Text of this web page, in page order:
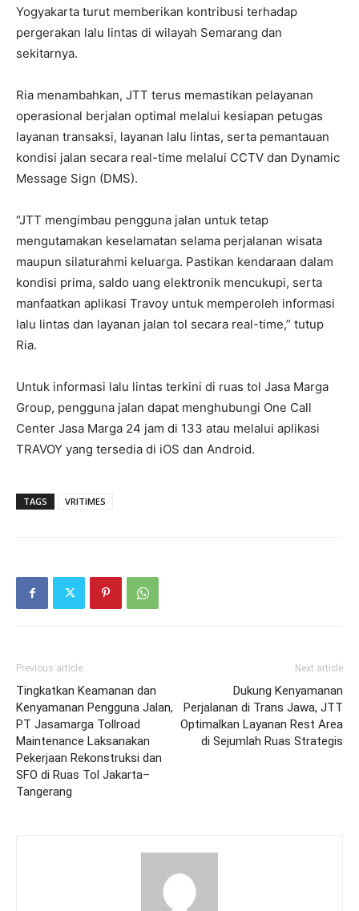
Yogyakarta turut memberikan kontribusi terhadap
pergerakan lalu lintas di wilayah Semarang dan
sekitarnya.
Ria menambahkan, JTT terus memastikan pelayanan
operasional berjalan optimal melalui kesiapan petugas
layanan transaksi, layanan lalu lintas, serta pemantauan
kondisi jalan secara real-time melalui CCTV dan Dynamic
Message Sign (DMS).
“JTT mengimbau pengguna jalan untuk tetap
mengutamakan keselamatan selama perjalanan wisata
maupun silaturahmi keluarga. Pastikan kendaraan dalam
kondisi prima, saldo uang elektronik mencukupi, serta
manfaatkan aplikasi Travoy untuk memperoleh informasi
lalu lintas dan layanan jalan tol secara real-time,” tutup
Ria.
Untuk informasi lalu lintas terkini di ruas tol Jasa Marga
Group, pengguna jalan dapat menghubungi One Call
Center Jasa Marga 24 jam di 133 atau melalui aplikasi
TRAVOY yang tersedia di iOS dan Android.
TAGS VRITIMES
Previous article
Tingkatkan Keamanan dan
Kenyamanan Pengguna Jalan,
PT Jasamarga Tollroad
Maintenance Laksanakan
Pekerjaan Rekonstruksi dan
SFO di Ruas Tol Jakarta–
Tangerang
Next article
Dukung Kenyamanan
Perjalanan di Trans Jawa, JTT
Optimalkan Layanan Rest Area
di Sejumlah Ruas Strategis